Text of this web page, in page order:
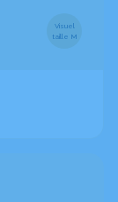
Visuel
taille M